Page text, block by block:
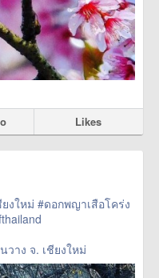
Likes
งใหม่ #ดอกพญาเสือโคร่ง
าง จ. เชียงใหม่